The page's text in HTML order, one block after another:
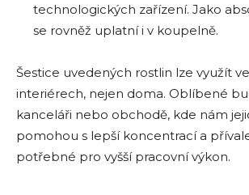
technologických zařízení. Jako
se rovněž uplatní i v koupelně.
Šestice uvedených rostlin lze využít
interiérech, nejen doma. Oblíbené
kanceláři nebo obchodě, kde nám
pomohou s lepší koncentrací a
potřebné pro vyšší pracovní výkon.